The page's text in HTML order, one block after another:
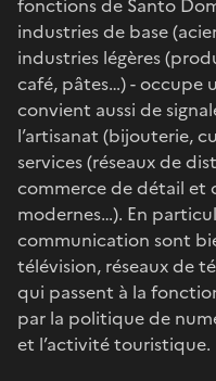
industries de base
industries légères
café, pâtes…) - occupe
convient aussi de
l’artisanat (bijouterie,
services (réseaux de
commerce de détail et
modernes…). En
communication sont
télévision, réseaux de
qui passent à la
par la politique de
et l’activité touristique.